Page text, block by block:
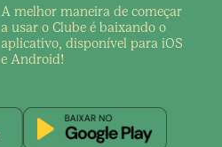
A melhor maneira de começar
a usar o Clube é baixando o
aplicativo, disponível para iOS
e Android!